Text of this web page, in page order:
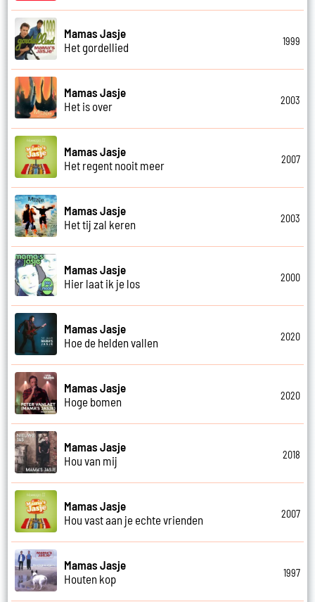
Mamas Jasje
Het gordellied
1999
Mamas Jasje
Het is over
2003
Mamas Jasje
Het regent nooit meer
2007
Mamas Jasje
Het tij zal keren
2003
Mamas Jasje
Hier laat ik je los
2000
Mamas Jasje
Hoe de helden vallen
2020
Mamas Jasje
Hoge bomen
2020
Mamas Jasje
Hou van mij
2018
Mamas Jasje
Hou vast aan je echte vrienden
2007
Mamas Jasje
Houten kop
1997